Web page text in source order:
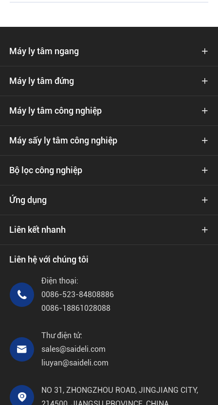
Máy ly tâm ngang 
Máy ly tâm đứng 
Máy ly tâm công nghiệp 
Máy sấy ly tâm công nghiệp 
Bộ lọc công nghiệp 
Ứng dụng 
Liên kết nhanh 
Liên hệ với chúng tôi

Điện thoại:
0086-523-84808886
0086-18861028088

Thư điện tử:
sales@saideli.com
liuyan@saideli.com

NO 31, ZHONGZHOU ROAD, JINGJIANG CITY,